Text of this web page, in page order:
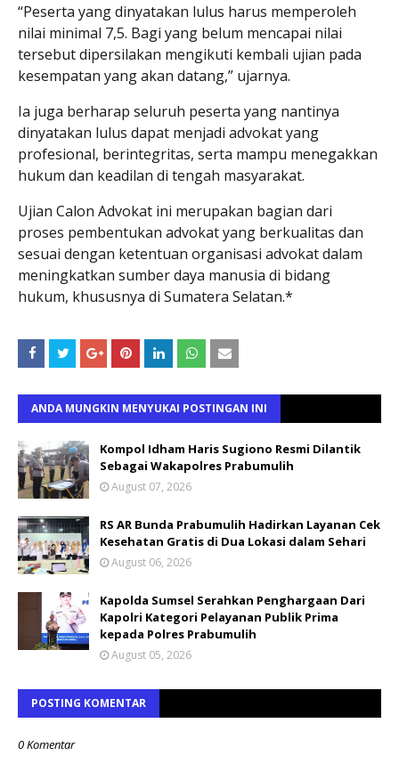
“Peserta yang dinyatakan lulus harus memperoleh
nilai minimal 7,5. Bagi yang belum mencapai nilai
tersebut dipersilakan mengikuti kembali ujian pada
kesempatan yang akan datang,” ujarnya.
Ia juga berharap seluruh peserta yang nantinya
dinyatakan lulus dapat menjadi advokat yang
profesional, berintegritas, serta mampu menegakkan
hukum dan keadilan di tengah masyarakat.
Ujian Calon Advokat ini merupakan bagian dari
proses pembentukan advokat yang berkualitas dan
sesuai dengan ketentuan organisasi advokat dalam
meningkatkan sumber daya manusia di bidang
hukum, khususnya di Sumatera Selatan.*
ANDA MUNGKIN MENYUKAI POSTINGAN INI
Kompol Idham Haris Sugiono Resmi Dilantik
Sebagai Wakapolres Prabumulih
August 07, 2026
RS AR Bunda Prabumulih Hadirkan Layanan Cek
Kesehatan Gratis di Dua Lokasi dalam Sehari
August 06, 2026
Kapolda Sumsel Serahkan Penghargaan Dari
Kapolri Kategori Pelayanan Publik Prima
kepada Polres Prabumulih
August 05, 2026
POSTING KOMENTAR
0 Komentar